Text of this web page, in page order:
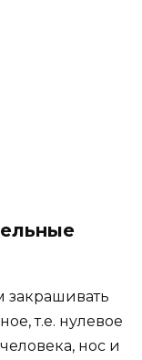
закрашивать
т.е. нулевое
нос и